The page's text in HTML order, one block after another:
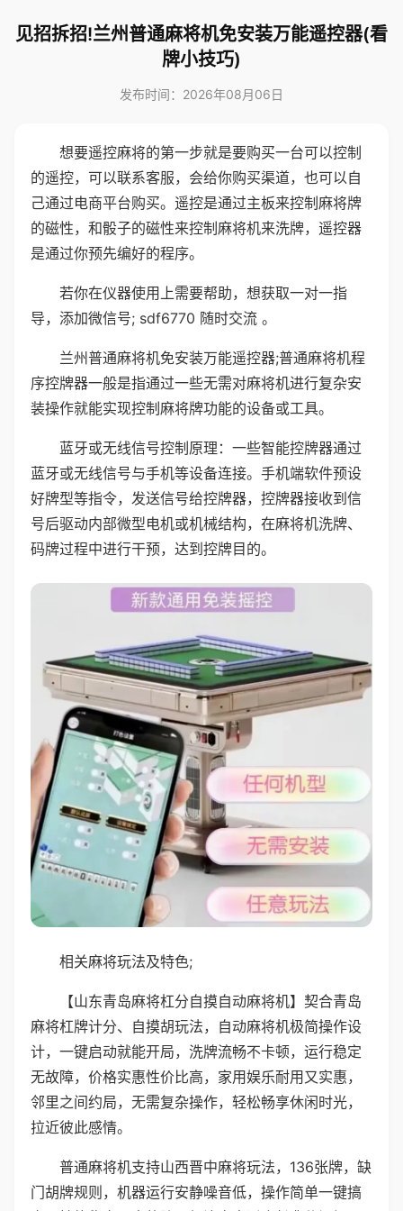
见招拆招!兰州普通麻将机免安装万能遥控器(看
牌小技巧)
发布时间：2026年08月06日
想要遥控麻将的第一步就是要购买一台可以控制
的遥控，可以联系客服，会给你购买渠道，也可以自
己通过电商平台购买。遥控是通过主板来控制麻将牌
的磁性，和骰子的磁性来控制麻将机来洗牌，遥控器
是通过你预先编好的程序。
若你在仪器使用上需要帮助，想获取一对一指
导，添加微信号; sdf6770 随时交流 。
兰州普通麻将机免安装万能遥控器;普通麻将机程
序控牌器一般是指通过一些无需对麻将机进行复杂安
装操作就能实现控制麻将牌功能的设备或工具。
蓝牙或无线信号控制原理：一些智能控牌器通过
蓝牙或无线信号与手机等设备连接。手机端软件预设
好牌型等指令，发送信号给控牌器，控牌器接收到信
号后驱动内部微型电机或机械结构，在麻将机洗牌、
码牌过程中进行干预，达到控牌目的。
相关麻将玩法及特色;
【山东青岛麻将杠分自摸自动麻将机】契合青岛
麻将杠牌计分、自摸胡玩法，自动麻将机极简操作设
计，一键启动就能开局，洗牌流畅不卡顿，运行稳定
无故障，价格实惠性价比高，家用娱乐耐用又实惠，
邻里之间约局，无需复杂操作，轻松畅享休闲时光，
拉近彼此感情。
普通麻将机支持山西晋中麻将玩法，136张牌，缺
门胡牌规则，机器运行安静噪音低，操作简单一键搞